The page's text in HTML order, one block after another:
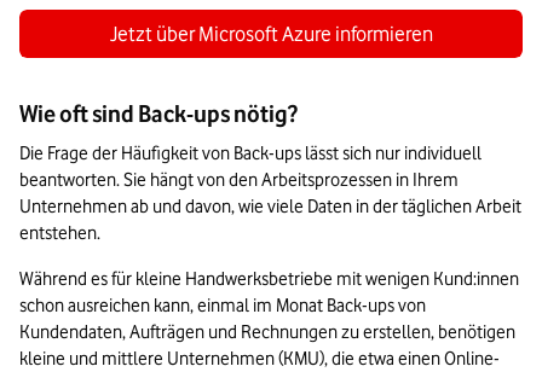
Jetzt über Microsoft Azure informieren
Wie oft sind Back-ups nötig?
Die Frage der Häufigkeit von Back-ups lässt sich nur individuell
beantworten. Sie hängt von den Arbeitsprozessen in Ihrem
Unternehmen ab und davon, wie viele Daten in der täglichen Arbeit
entstehen.
Während es für kleine Handwerksbetriebe mit wenigen Kund:innen
schon ausreichen kann, einmal im Monat Back-ups von
Kundendaten, Aufträgen und Rechnungen zu erstellen, benötigen
kleine und mittlere Unternehmen (KMU), die etwa einen Online-